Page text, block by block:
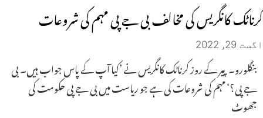
کرناٹک کانگریس کی مخالف بی جے پی مہم کی شروعات
اگست 29, 2022
بنگلورو۔ پیر کے روز کرناٹک کانگریس نے ’کیا آپ کے پاس جواب ہیں۔ بی
جے پی؟‘ مہم کی شروعات کی ہے جو ریاست میں بی جے پی حکومت کی
جھوٹ